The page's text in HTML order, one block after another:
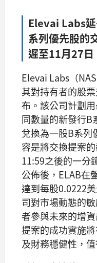
Elevai Labs
系列優先股的
遲至11月27日
Elevai Labs（
其對持有者的股
布。該公司計劃
同數量的新發行B
兌換為一股B系列
容是將交換提案
11:59之後的一分
公佈後，ELAB在
達到每股0.0222
司對市場動態的
者參與未來的增
提案的成功實施
及財務穩健性，